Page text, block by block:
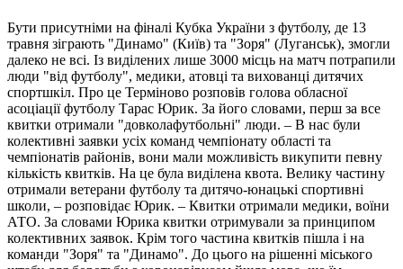
Бути присутніми на фіналі Кубка України з футболу, де 13
травня зіграють "Динамо" (Київ) та "Зоря" (Луганськ), змогли
далеко не всі. Із виділених лише 3000 місць на матч потрапили
люди "від футболу", медики, атовці та вихованці дитячих
спортшкіл. Про це Терміново розповів голова обласної
асоціації футболу Тарас Юрик. За його словами, перш за все
квитки отримали "довколафутбольні" люди. – В нас були
колективні заявки усіх команд чемпіонату області та
чемпіонатів районів, вони мали можливість викупити певну
кількість квитків. На це була виділена квота. Велику частину
отримали ветерани футболу та дитячо-юнацькі спортивні
школи, – розповідає Юрик. – Квитки отримали медики, воїни
АТО. За словами Юрика квитки отримували за принципом
колективних заявок. Крім того частина квитків пішла і на
команди "Зоря" та "Динамо". До цього на рішенні міського